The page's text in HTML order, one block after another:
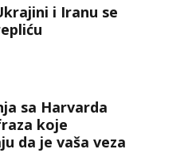
i Iranu se
sa Harvarda
koje
da je vaša veza